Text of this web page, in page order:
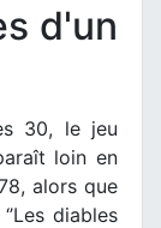
d'un
30, le jeu
loin en
alors que
diables